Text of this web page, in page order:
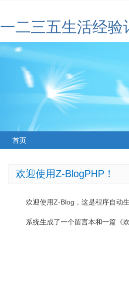
一二三五生活经验
首页
欢迎使用Z-BlogPHP！
欢迎使用Z-Blog，这是程序自动
系统生成了一个留言本和一篇《